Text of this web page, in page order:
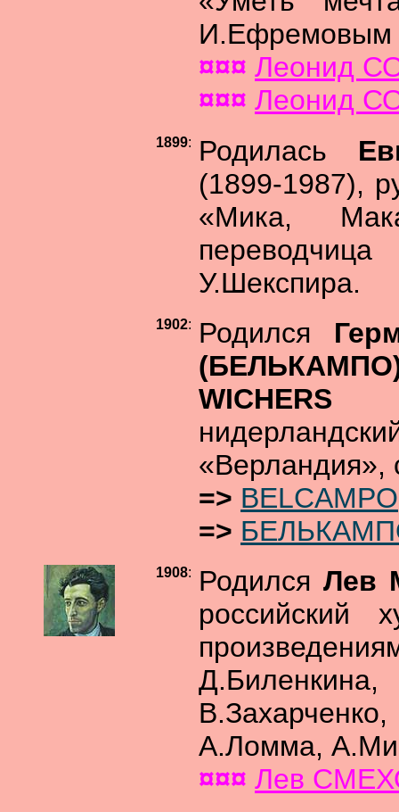
И.Ефремовым
¤¤¤ Леонид
¤¤¤ Леонид
1899: Родилась
(1899-1987),
«Мика,
У.Шекспира.
1902: Родился
«Верландия»,
=> BELCAMPO
=>
1908: Родился Лев
российский
А.Ломма,
¤¤¤ Лев